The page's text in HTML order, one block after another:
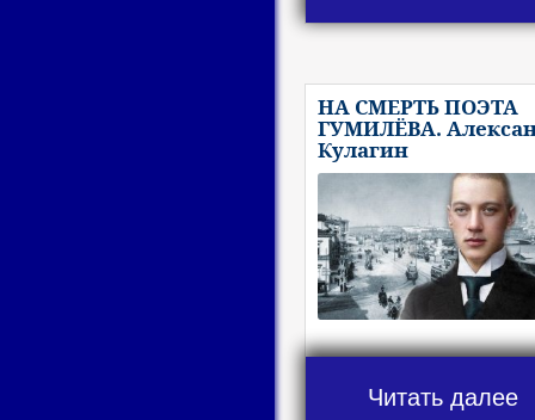
НА СМЕРТЬ ПОЭТА
ГУМИЛЁВА.
Кулагин
Читать далее